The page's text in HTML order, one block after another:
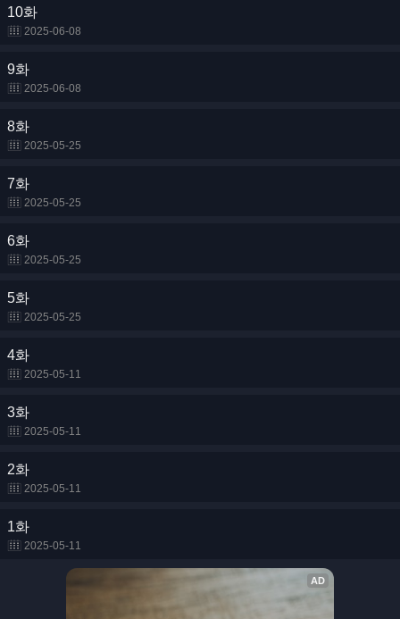
10화
2025-06-08
9화
2025-06-08
8화
2025-05-25
7화
2025-05-25
6화
2025-05-25
5화
2025-05-25
4화
2025-05-11
3화
2025-05-11
2화
2025-05-11
1화
2025-05-11